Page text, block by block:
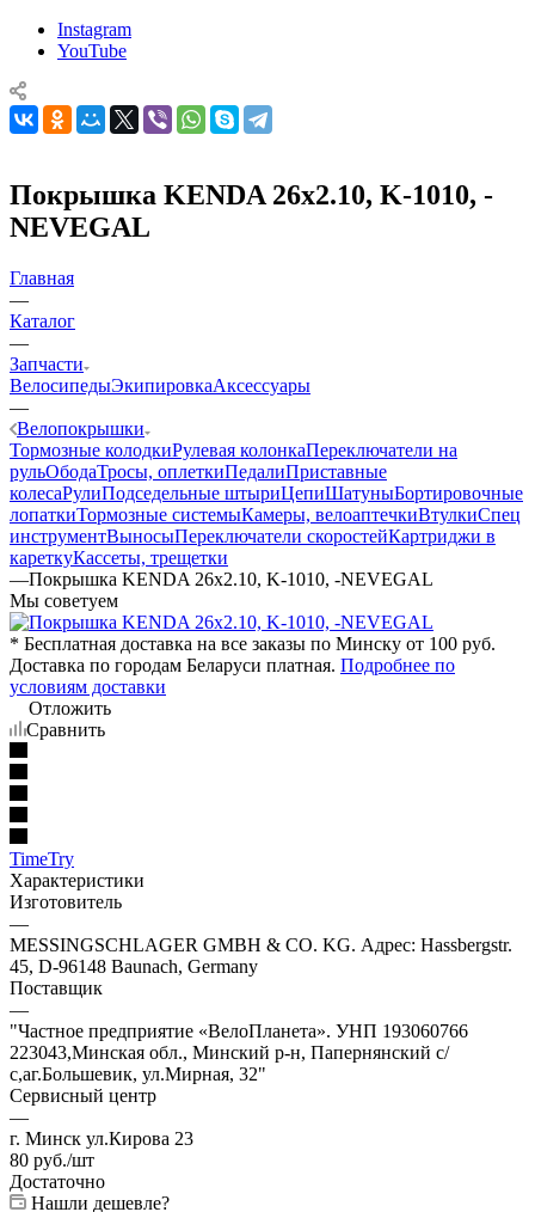
Instagram
YouTube
Покрышка KENDA 26x2.10, K-1010, -
NEVEGAL
Главная
—
Каталог
—
Запчасти
ВелосипедыЭкипировкаАксессуары
—
Велопокрышки
Тормозные колодкиРулевая колонкаПереключатели на
рульОбодаТросы, оплеткиПедалиПриставные
колесаРулиПодседельные штыриЦепиШатуныБортировочные
лопаткиТормозные системыКамеры, велоаптечкиВтулкиСпец
инструментВыносыПереключатели скоростейКартриджи в
кареткуКассеты, трещетки
—Покрышка KENDA 26x2.10, K-1010, -NEVEGAL
Мы советуем
* Бесплатная доставка на все заказы по Минску от 100 руб.
Доставка по городам Беларуси платная. Подробнее по
условиям доставки
Отложить
Сравнить
TimeTry
Характеристики
Изготовитель
—
MESSINGSCHLAGER GMBH & CO. KG. Адрес: Hassbergstr.
45, D-96148 Baunach, Germany
Поставщик
—
"Частное предприятие «ВелоПланета». УНП 193060766
223043,Минская обл., Минский р-н, Папернянский с/
с,аг.Большевик, ул.Мирная, 32"
Сервисный центр
—
г. Минск ул.Кирова 23
80 руб./шт
Достаточно
Нашли дешевле?